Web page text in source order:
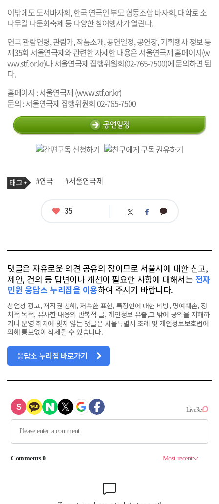
이밖에도 도서바자회, 한국 연극인 부모 협동조합 바자회, 대학로 소
나무길 다문화축제 등 다양한 참여행사가 열린다.
연극 관람연령, 관람가, 작품소개, 공연일정, 공연장, 기획행사 정보 등
제35회 서울연극제와 관련한 자세한 내용은 서울연극제 홈페이지(w
ww.stf.or.kr)나 서울연극제 집행위원회(02-765-7500)에 문의하면 된
다.
홈페이지 : 서울연극제 (www.stf.or.kr)
문의 : 서울연극제 집행위원회 02-765-7500
기
사
태
그
#연극 #서울연극제
좋
35 트 페 카
댓글은 자유로운 의견 공유의 장이므로 서울시에 대한 신고,
제안, 건의 등 답변이나 개선이 필요한 사항에 대해서는 전자
민원 응답소 누리집을 이용하여 주시기 바랍니다.
상업성 광고, 저작권 침해, 저속한 표현, 특정인에 대한 비방, 명예훼손, 정
치적 목적, 유사한 내용의 반복적 글, 개인정보 유출,그 밖에 공익을 저해하
거나 운영 취지에 맞지 않는 댓글은 서울특별시 조례 및 개인정보보호법에
의해 통보없이 삭제될 수 있습니다.
응답소 누리집 바로가기